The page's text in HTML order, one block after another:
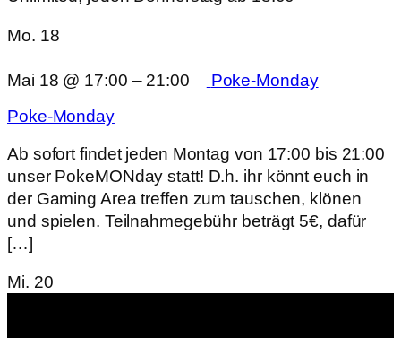
Mo. 18
Mai 18 @ 17:00 – 21:00
Poke-Monday
Poke-Monday
Ab sofort findet jeden Montag von 17:00 bis 21:00
unser PokeMONday statt! D.h. ihr könnt euch in
der Gaming Area treffen zum tauschen, klönen
und spielen. Teilnahmegebühr beträgt 5€, dafür
[…]
Mi. 20